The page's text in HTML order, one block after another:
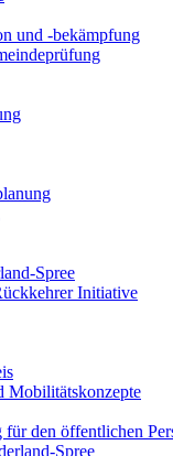
und -bekämpfung
Spree
Initiative
Mobilitätskonzepte
den öffentlichen
Spree